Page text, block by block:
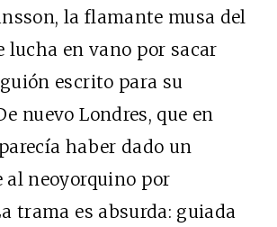
la flamante musa del
lucha en vano por sacar
escrito para su
nuevo Londres, que en
parecía haber dado un
al neoyorquino por
trama es absurda: guiada